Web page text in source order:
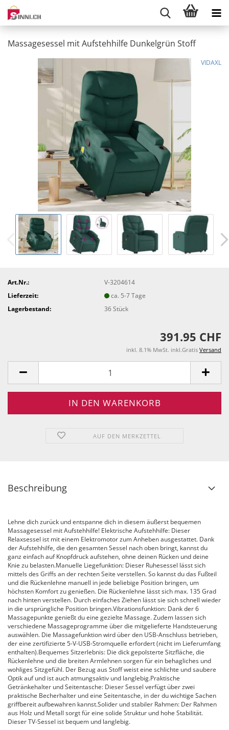
Massagesessel mit Aufstehhilfe Dunkelgrün Stoff
VIDAXL
Art.Nr.:
V-3204614
Lieferzeit:
ca. 5-7 Tage
Lagerbestand:
36Stück
391.95 CHF
inkl. 8.1% MwSt. inkl.Gratis Versand
AUF DEN MERKZETTEL
Beschreibung
Lehne dich zurück und entspanne dich in diesem äußerst bequemen
Massagesessel mit Aufstehhilfe! Elektrische Aufstehhilfe: Dieser
Relaxsessel ist mit einem Elektromotor zum Anheben ausgestattet. Dank
der Aufstehhilfe, die den gesamten Sessel nach oben bringt, kannst du
ganz einfach auf Knopfdruck aufstehen, ohne deinen Rücken und deine
Knie zu belasten.Manuelle Liegefunktion: Dieser Ruhesessel lässt sich
mittels des Griffs an der rechten Seite verstellen. So kannst du das Fußteil
und die Rückenlehne manuell in jede beliebige Position bringen, um
höchsten Komfort zu genießen. Die Rückenlehne lässt sich max. 135 Grad
nach hinten verstellen. Durch einfaches Ziehen lässt sie sich schnell wieder
in die ursprüngliche Position bringen.Vibrationsfunktion: Dank der 6
Massagepunkte genießt du eine gezielte Massage. Zudem lassen sich
verschiedene Massageprogramme über die mitgelieferte Handsteuerung
auswählen. Die Massagefunktion wird über den USB-Anschluss betrieben,
der eine zertifizierte 5-V-USB-Stromquelle erfordert (nicht im Lieferumfang
enthalten).Bequemes Sitzerlebnis: Die dick gepolsterte Sitzfläche, die
Rückenlehne und die breiten Armlehnen sorgen für ein behagliches und
wohliges Sitzgefühl. Der Bezug aus Stoff weist eine schlichte und saubere
Optik auf und ist auch atmungsaktiv und langlebig.Praktische
Getränkehalter und Seitentasche: Dieser Sessel verfügt über zwei
praktische Becherhalter und eine Seitentasche, in der du wichtige Sachen
griffbereit aufbewahren kannst.Solider und stabiler Rahmen: Der Rahmen
aus Holz und Metall sorgt für eine solide Struktur und hohe Stabilität.
Dieser TV-Sessel ist bequem und langlebig.